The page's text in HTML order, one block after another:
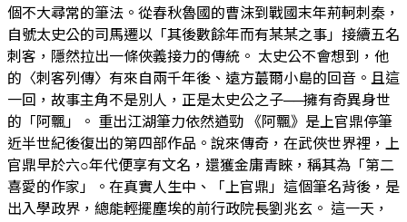
個不大尋常的筆法。從春秋魯國的曹沫到戰國末年荊軻刺秦，
自號太史公的司馬遷以「其後數餘年而有某某之事」接續五名
刺客，隱然拉出一條俠義接力的傳統。 太史公不會想到，他
的〈刺客列傳〉有來自兩千年後、遠方蕞爾小島的回音。且這
一回，故事主角不是別人，正是太史公之子──擁有奇異身世
的「阿飄」。 重出江湖筆力依然遒勁 《阿飄》是上官鼎停筆
近半世紀後復出的第四部作品。說來傳奇，在武俠世界裡，上
官鼎早於六○年代便享有文名，還獲金庸青睞，稱其為「第二
喜愛的作家」。在真實人生中、「上官鼎」這個筆名背後，是
出入學政界，總能輕擺塵埃的前行政院長劉兆玄。 這一天，